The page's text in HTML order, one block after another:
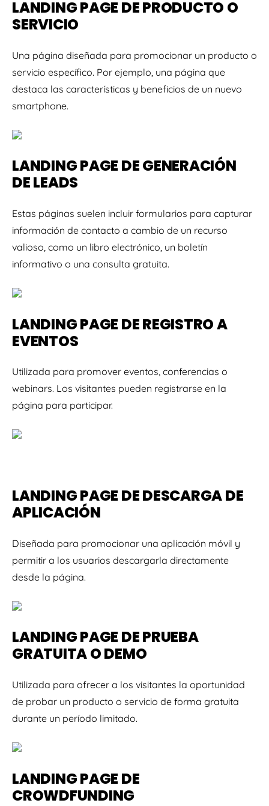
LANDING PAGE DE PRODUCTO O
SERVICIO
Una página diseñada para promocionar un producto o
servicio específico. Por ejemplo, una página que
destaca las características y beneficios de un nuevo
smartphone.
LANDING PAGE DE GENERACIÓN
DE LEADS
Estas páginas suelen incluir formularios para capturar
información de contacto a cambio de un recurso
valioso, como un libro electrónico, un boletín
informativo o una consulta gratuita.
LANDING PAGE DE REGISTRO A
EVENTOS
Utilizada para promover eventos, conferencias o
webinars. Los visitantes pueden registrarse en la
página para participar.
LANDING PAGE DE DESCARGA DE
APLICACIÓN
Diseñada para promocionar una aplicación móvil y
permitir a los usuarios descargarla directamente
desde la página.
LANDING PAGE DE PRUEBA
GRATUITA O DEMO
Utilizada para ofrecer a los visitantes la oportunidad
de probar un producto o servicio de forma gratuita
durante un período limitado.
LANDING PAGE DE
CROWDFUNDING